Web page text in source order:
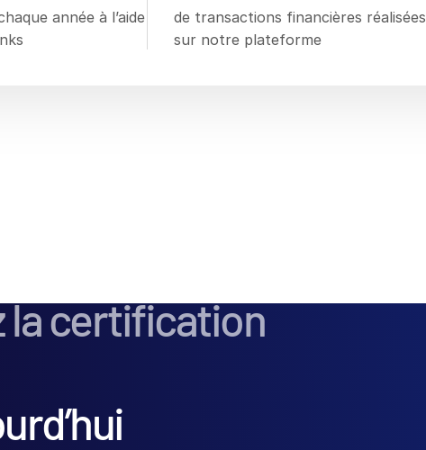
année à l’aide
de transactions financières réalisées
sur notre plateforme
la certification